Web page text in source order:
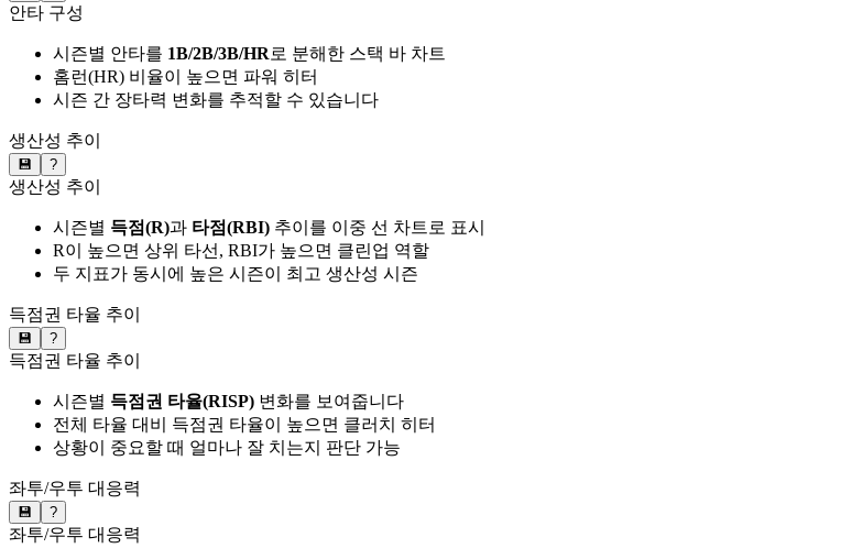
안타 구성
시즌별 안타를 1B/2B/3B/HR로 분해한 스택 바 차트
홈런(HR) 비율이 높으면 파워 히터
시즌 간 장타력 변화를 추적할 수 있습니다
생산성 추이
💾 ?
생산성 추이
시즌별 득점(R)과 타점(RBI) 추이를 이중 선 차트로 표시
R이 높으면 상위 타선, RBI가 높으면 클린업 역할
두 지표가 동시에 높은 시즌이 최고 생산성 시즌
득점권 타율 추이
💾 ?
득점권 타율 추이
시즌별 득점권 타율(RISP) 변화를 보여줍니다
전체 타율 대비 득점권 타율이 높으면 클러치 히터
상황이 중요할 때 얼마나 잘 치는지 판단 가능
좌투/우투 대응력
💾 ?
좌투/우투 대응력